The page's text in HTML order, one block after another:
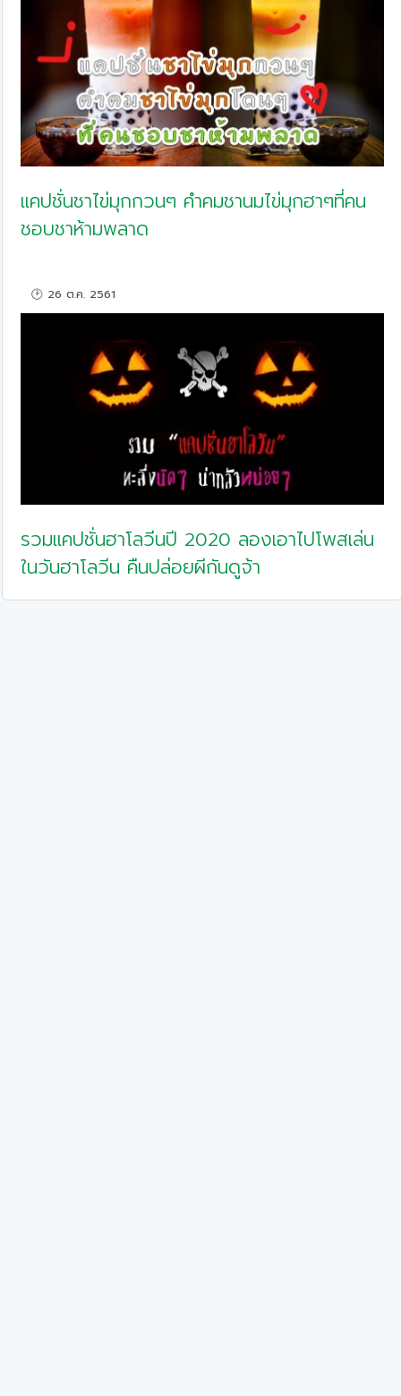
แคปชั่นชาไข่มุกกวนๆ คำคมชานมไข่มุกฮาๆที่คน
ชอบชาห้ามพลาด
🕑 26 ต.ค. 2561
รวมแคปชั่นฮาโลวีนปี 2020 ลองเอาไปโพสเล่น
ในวันฮาโลวีน คืนปล่อยผีกันดูจ้า